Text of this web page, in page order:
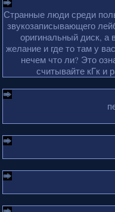
Странные люди среди
звукозаписывающего
оригинальный диск, а
желание и где то там у
нечем что ли? Это
считывайте кГк и